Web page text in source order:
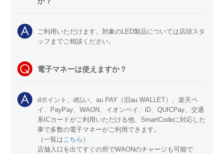
ご利用いただけます。対象のLED製品については店頭スタ
ッフまでご相談ください。
電子マネーは使えますか？
dポイント、d払い、au PAY（旧au WALLET）、楽天ペ
イ、PayPay、WAON、イオンペイ、iD、QUICPay、交通
系ICカードがご利用いただける他、SmartCodeに対応した
事で多数の電子マネーがご利用できます。
（一覧はこちら ）
店舗入口を出てすぐの所でWAONのチャージも可能で